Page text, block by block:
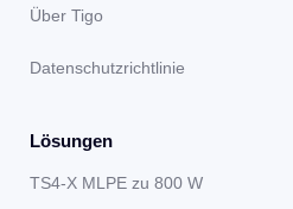
Über Tigo
Datenschutzrichtlinie
Lösungen
TS4-X MLPE zu 800 W